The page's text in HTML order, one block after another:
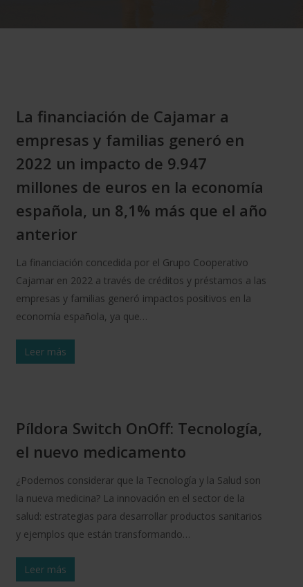
La financiación de Cajamar a
empresas y familias generó en
2022 un impacto de 9.947
millones de euros en la economía
española, un 8,1% más que el año
anterior
La financiación concedida por el Grupo Cooperativo
Cajamar en 2022 a través de créditos y préstamos a las
empresas y familias generó impactos positivos en la
economía española, ya que…
Leer más
Píldora Switch OnOff: Tecnología,
el nuevo medicamento
¿Podemos considerar que la Tecnología y la Salud son
la nueva medicina? La innovación en el sector de la
salud: estrategias para desarrollar productos sanitarios
y ejemplos que están transformando…
Leer más